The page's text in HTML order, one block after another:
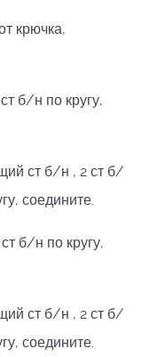
крючка,
б/н по кругу,
ст б/н , 2 ст б/
соедините.
б/н по кругу,
ст б/н , 2 ст б/
соедините.